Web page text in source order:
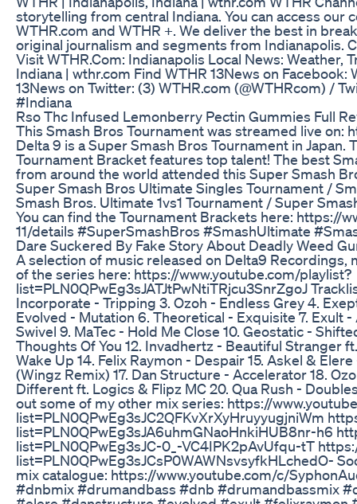
storytelling from central Indiana. You can access our
WTHR.com and WTHR +. We deliver the best in
original journalism and segments from Indianapolis.
Visit WTHR.Com: Indianapolis Local News: Weather,
Indiana | wthr.com Find WTHR 13News on Facebook:
13News on Twitter: (3) WTHR.com (@WTHRcom) /
#Indiana
Rso Thc Infused Lemonberry Pectin Gummies Full
This Smash Bros Tournament was streamed live on:
Delta 9 is a Super Smash Bros Tournament in Japan.
Tournament Bracket features top talent! The best
from around the world attended this Super Smash
Super Smash Bros Ultimate Singles Tournament /
Smash Bros. Ultimate 1vs1 Tournament / Super
You can find the Tournament Brackets here: https://
11/details #SuperSmashBros #SmashUltimate
Dare Suckered By Fake Story About Deadly Weed
A selection of music released on Delta9 Recordings,
of the series here: https://www.youtube.com/playlist?
list=PLN0QPwEg3sJATJtPwNtiTRjcu3SnrZgoJ
Incorporate - Tripping 3. Ozoh - Endless Grey 4.
Evolved - Mutation 6. Theoretical - Exquisite 7. Exult
Swivel 9. MaTec - Hold Me Close 10. Geostatic -
Thoughts Of You 12. Invadhertz - Beautiful Stranger
Wake Up 14. Felix Raymon - Despair 15. Askel &
(Wingz Remix) 17. Dan Structure - Accelerator 18.
Different ft. Logics & Flipz MC 20. Qua Rush -
out some of my other mix series: https://
list=PLN0QPwEg3sJC2QFKvXrXyHruyyugjniWm
list=PLN0QPwEg3sJA6uhmGNaoHnkiHUB8nr-h6
list=PLN0QPwEg3sJC-0_-VC4IPK2pAvUfqu-tT
list=PLN0QPwEg3sJCsP0WAWNsvsyfkHLchedO-
mix catalogue: https://www.youtube.com/c/
#dnbmix #drumandbass #dnb #drumandbassmix